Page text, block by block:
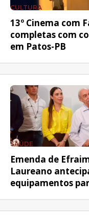
CULTURA
13º Cinema com
completas com
em Patos-PB
SAÚDE
Emenda de
Laureano
equipamentos